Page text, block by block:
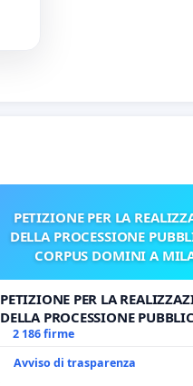
PETIZIONE PER LA
DELLA PROCESSIONE
CORPUS DOMINI A
PETIZIONE PER LA
DELLA PROCESSIONE
CORPUS DOMINI A MILANO
2 186 firme
Avviso di trasparenza